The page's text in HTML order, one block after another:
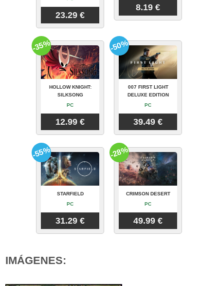
23.29 €
8.19 €
HOLLOW KNIGHT:
SILKSONG
PC
12.99 €
-35%
007 FIRST LIGHT
DELUXE EDITION
PC
39.49 €
-50%
STARFIELD
PC
31.29 €
-55%
CRIMSON DESERT
PC
49.99 €
-28%
IMÁGENES: